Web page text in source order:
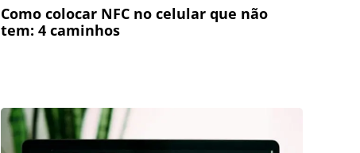
Como colocar NFC no celular que não
tem: 4 caminhos